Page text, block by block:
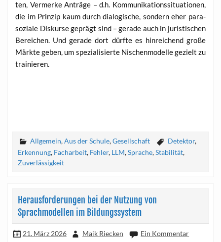
ten, Ver­mer­ke Anträ­ge – d.h. Kom­mu­ni­ka­ti­ons­si­tua­tio­nen,
die im Prin­zip kaum durch dia­lo­gi­sche, son­dern eher para­
so­zia­le Dis­kur­se geprägt sind – gera­de auch in juris­ti­schen
Berei­chen. Und gera­de dort dürf­te es hin­rei­chend gro­ße
Märk­te geben, um spe­zia­li­sier­te Nischen­mo­del­le gezielt zu
trainieren.
Allgemein,Aus der Schule,Gesellschaft Detektor,
Erkennung, Facharbeit, Fehler, LLM,Sprache,Stabilität,
Zuverlässigkeit
Herausforderungen bei der Nutzung von
Sprachmodellen im Bildungssystem
21. März 2026 Maik Riecken Ein Kommentar